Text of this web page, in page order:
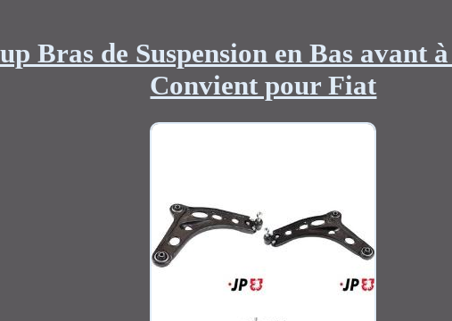
Bras de Suspension en Bas avant
Convient pour Fiat